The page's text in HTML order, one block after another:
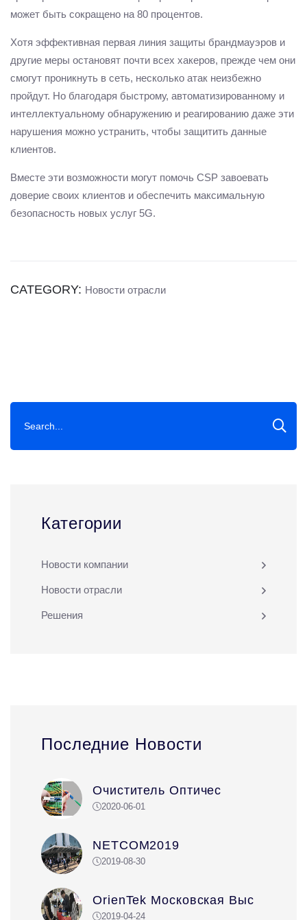
может быть сокращено на 80 процентов.
Хотя эффективная первая линия защиты брандмауэров и
другие меры остановят почти всех хакеров, прежде чем они
смогут проникнуть в сеть, несколько атак неизбежно
пройдут. Но благодаря быстрому, автоматизированному и
интеллектуальному обнаружению и реагированию даже эти
нарушения можно устранить, чтобы защитить данные
клиентов.
Вместе эти возможности могут помочь CSP завоевать
доверие своих клиентов и обеспечить максимальную
безопасность новых услуг 5G.
CATEGORY: Новости отрасли
Категории
Новости компании
Новости отрасли
Решения
Последние Новости
Очиститель Оптичес
2020-06-01
NETCOM2019
2019-08-30
OrienTek Московская Выс
2019-04-24